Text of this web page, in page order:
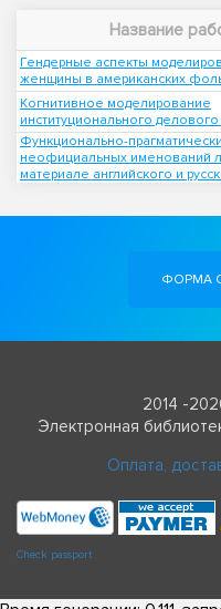
Название
Гендерные аспекты
женщины в американских
Когнитивное моделирование
институционального делового
Функционально-
неофициальных именований
материале английского и
ФОРМА
2014 -
Электронная
Оплата,
Check passport